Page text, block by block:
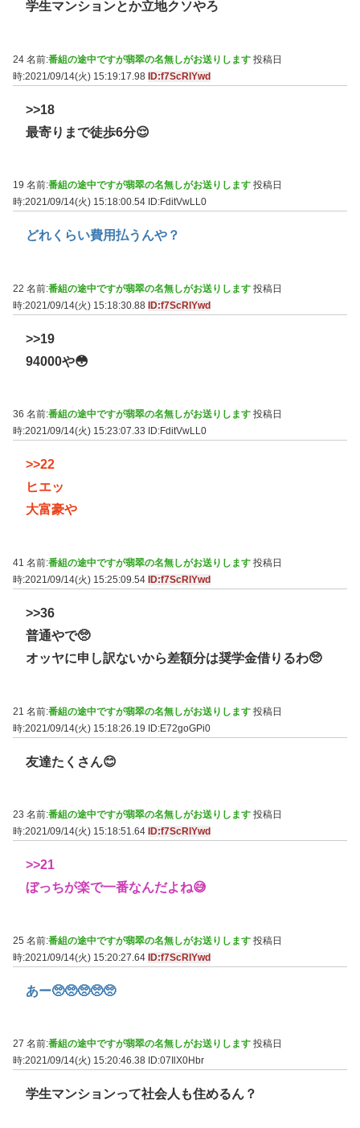
学生マンションとか立地クソやろ
24 名前:番組の途中ですが翡翠の名無しがお送りします 投稿日
時:2021/09/14(火) 15:19:17.98 ID:f7ScRlYwd
>>18
最寄りまで徒歩6分😌
19 名前:番組の途中ですが翡翠の名無しがお送りします 投稿日
時:2021/09/14(火) 15:18:00.54 ID:FditVwLL0
どれくらい費用払うんや？
22 名前:番組の途中ですが翡翠の名無しがお送りします 投稿日
時:2021/09/14(火) 15:18:30.88 ID:f7ScRlYwd
>>19
94000や😳
36 名前:番組の途中ですが翡翠の名無しがお送りします 投稿日
時:2021/09/14(火) 15:23:07.33
ID:FditVwLL0
>>22
ヒエッ
大富豪や
41 名前:番組の途中ですが翡翠の名無しがお送りします 投稿日
時:2021/09/14(火) 15:25:09.54 ID:f7ScRlYwd
>>36
普通やで🥺
オッヤに申し訳ないから差額分は奨学金借りるわ🥺
21 名前:番組の途中ですが翡翠の名無しがお送りします 投稿日
時:2021/09/14(火) 15:18:26.19 ID:E72goGPi0
友達たくさん😊
23 名前:番組の途中ですが翡翠の名無しがお送りします 投稿日
時:2021/09/14(火) 15:18:51.64 ID:f7ScRlYwd
>>21
ぼっちが楽で一番なんだよね😅
25 名前:番組の途中ですが翡翠の名無しがお送りします 投稿日
時:2021/09/14(火) 15:20:27.64 ID:f7ScRlYwd
あー🥺🥺🥺🥺🥺
27 名前:番組の途中ですが翡翠の名無しがお送りします 投稿日
時:2021/09/14(火) 15:20:46.38 ID:07IlX0Hbr
学生マンションって社会人も住めるん？